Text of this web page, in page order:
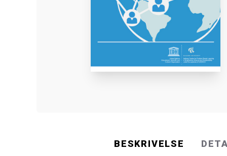
BESKRIVELSE